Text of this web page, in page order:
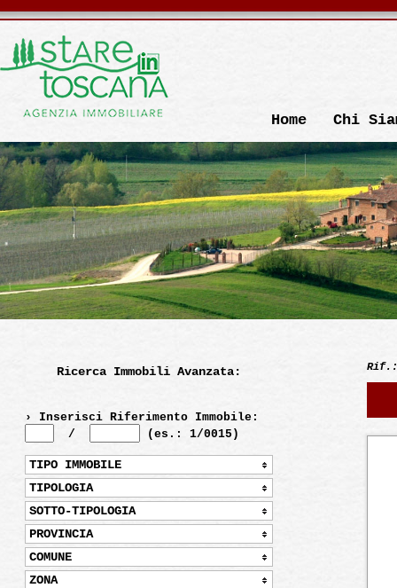
Home Chi
Ricerca Immobili Avanzata:
› Inserisci Riferimento Immobile:
/
(es.: 1/0015)
TIPO IMMOBILE
TIPOLOGIA
SOTTO-TIPOLOGIA
PROVINCIA
COMUNE
ZONA
Rif.: